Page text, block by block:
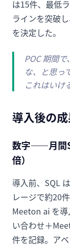
は15件、最低
ラインを突破
を決定した。
POC 期間
な、と思っ
これはいけ
導入後の
数字——月間
倍）
導入前、SQL
レージで約20
Meeton ai を導
い合わせ＋
件を記録。ア